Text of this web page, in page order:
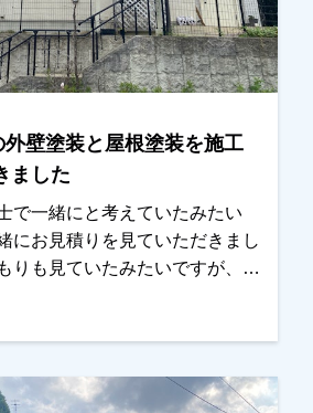
壁塗装と屋根塗装を施工
ました
で一緒にと考えていたみたい
にお見積りを見ていただきまし
りも見ていたみたいですが、ご
相談しながら検討され、弊社に
た近所の方の色を参考にされ、
とにされました。いい色に仕上